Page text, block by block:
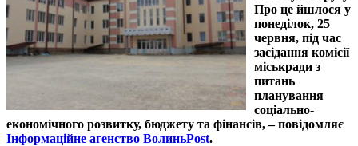
Про це йшлося у
понеділок, 25
червня, під час
засідання комісії
міськради з
питань
планування
соціально-
економічного розвитку, бюджету та фінансів, – повідомляє
Інформаційне агенство ВолиньPost.